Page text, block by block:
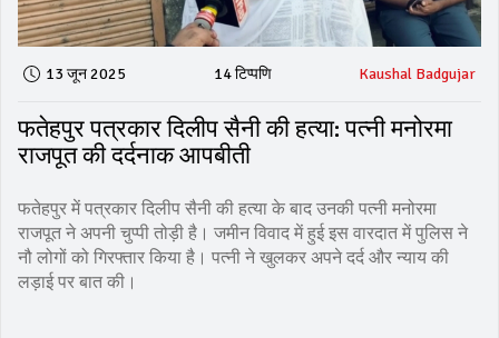
13 जून 2025 14 टिप्पणि Kaushal Badgujar
फतेहपुर पत्रकार दिलीप सैनी की हत्या: पत्नी मनोरमा
राजपूत की दर्दनाक आपबीती
फतेहपुर में पत्रकार दिलीप सैनी की हत्या के बाद उनकी पत्नी मनोरमा
राजपूत ने अपनी चुप्पी तोड़ी है। जमीन विवाद में हुई इस वारदात में पुलिस ने
नौ लोगों को गिरफ्तार किया है। पत्नी ने खुलकर अपने दर्द और न्याय की
लड़ाई पर बात की।